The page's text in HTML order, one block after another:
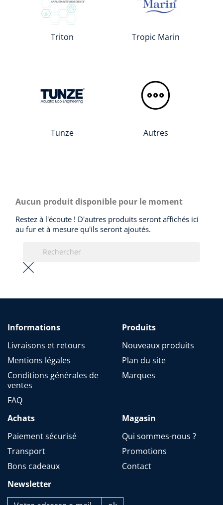
Triton Tropic Marin
Tunze Autres
Aucun produit disponible pour le moment
Restez à l'écoute ! D'autres produits seront affichés ici
au fur et à mesure qu'ils seront ajoutés.
Informations
Livraisons et retours
Mentions légales
Conditions générales de
ventes
FAQ
Produits
Nouveaux produits
Plan du site
Marques
Achats
Paiement sécurisé
Transport
Bons cadeaux
Magasin
Qui sommes-nous ?
Promotions
Contact
Newsletter